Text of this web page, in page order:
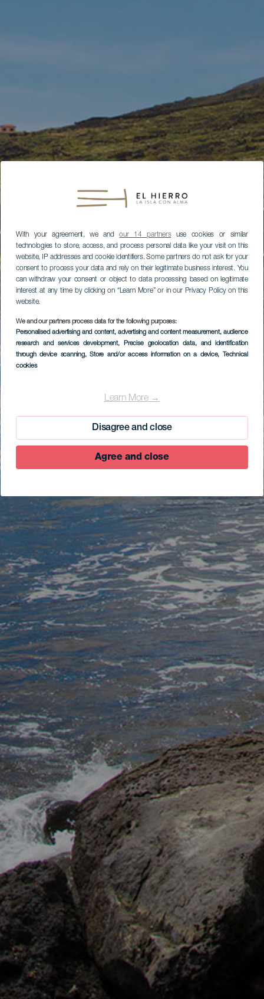
With your agreement, we andour 14 partnersuse cookies or similar
technologies to store, access, and process personal data like your visit on this
website, IP addresses and cookie identifiers. Some partners do not ask for your
consent to process your data and rely on their legitimate business interest. You
can withdraw your consent or object to data processing based on legitimate
interest at any time by clicking on “Learn More” or in our Privacy Policy on this
website.
We and our partners process data for the following purposes:
Personalised advertising and content, advertising and content measurement, audience
research and services development, Precise geolocation data, and identification
through device scanning, Store and/or access information on a device, Technical
cookies
Learn More →
Disagree and close
Agree and close